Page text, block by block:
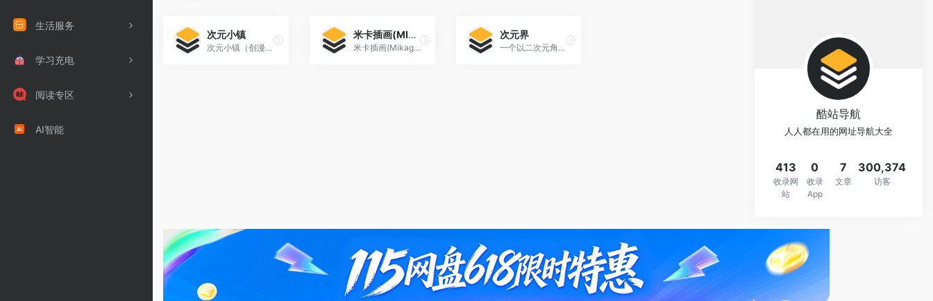
生活服务
学习充电
阅读专区
AI智能
次元小镇
次元小镇（创漫小镇）是一个动漫爱好者分享社区，动漫资源、资讯、动漫美图壁纸、音乐和cosplay资源小站。
米卡插画(MIKAGOGO)
米卡插画(Mikagogo)是次元小镇动漫旗下插画小站，主要分享动漫插画、P站画师、P站美图、手机壁纸、电脑壁纸等二次元资源，喜欢动漫插画的小伙伴们记得收藏哟
次元界
一个以二次元角色插画为核心的网站。
酷站导航
人人都在用的网址导航大全
413
收录网
站
0
收录
App
7
文章
300,374
访客